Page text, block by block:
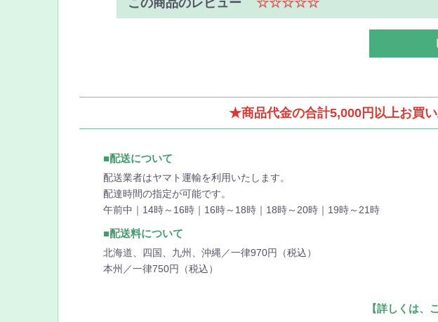
★商品代金の合計5,000円以上お買
■配送について
配送業者はヤマト運輸を利用いたします。
配達時間の指定が可能です。
午前中｜14時～16時｜16時～18時｜18時～20時｜19時～21時
■配送料について
北海道、四国、九州、沖縄／一律970円（税込）
本州／一律750円（税込）
【詳しくは、